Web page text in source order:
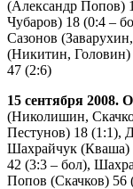
(Александр Попов)
Чубаров) 18 (0:4 –
Сазонов
(Никитин,
47 (2:6)
15 сентября 2008.
(Николишин,
Пестунов) 18 (1:1),
Шахрайчук (Кваша)
42 (3:3 – бол),
Попов (Скачков) 56